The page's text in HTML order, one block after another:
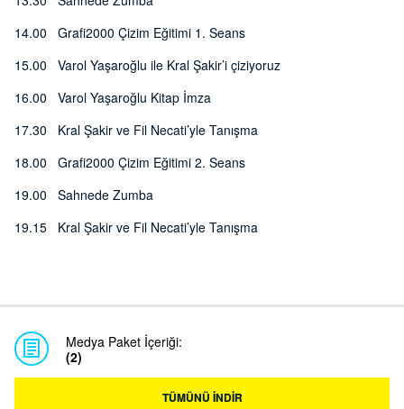
14.00 Grafi2000 Çizim Eğitimi 1. Seans
15.00 Varol Yaşaroğlu ile Kral Şakir’i çiziyoruz
16.00 Varol Yaşaroğlu Kitap İmza
17.30 Kral Şakir ve Fil Necati’yle Tanışma
18.00 Grafi2000 Çizim Eğitimi 2. Seans
19.00 Sahnede Zumba
19.15 Kral Şakir ve Fil Necati’yle Tanışma
Medya Paket İçeriği:
(2)
TÜMÜNÜ İNDİR